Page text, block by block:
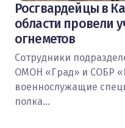
Росгвардейцы в
области провели
огнеметов
Сотрудники
ОМОН «Град» и СОБР
военнослужащие
полка…